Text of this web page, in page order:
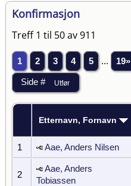
Konfirmasjon
Treff 1 til 50 av 911
1 2 3 4 5 ... 19»
Etternavn, Fornavn
1 Aae, Anders Nilsen
2
Aae, Anders
Tobiassen